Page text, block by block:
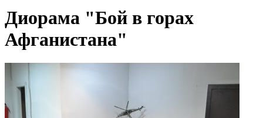
Диорама "Бой в горах
Афганистана"